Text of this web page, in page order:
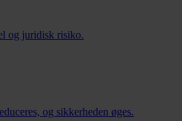
og juridisk risiko.
og sikkerheden øges.